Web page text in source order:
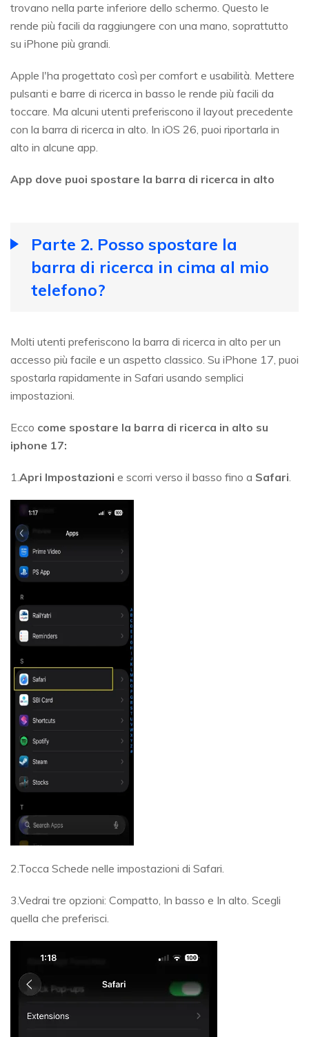
trovano nella parte inferiore dello schermo. Questo le
rende più facili da raggiungere con una mano, soprattutto
su iPhone più grandi.
Apple l'ha progettato così per comfort e usabilità. Mettere
pulsanti e barre di ricerca in basso le rende più facili da
toccare. Ma alcuni utenti preferiscono il layout precedente
con la barra di ricerca in alto. In iOS 26, puoi riportarla in
alto in alcune app.
App dove puoi spostare la barra di ricerca in alto
Parte 2. Posso spostare la
barra di ricerca in cima al mio
telefono?
Molti utenti preferiscono la barra di ricerca in alto per un
accesso più facile e un aspetto classico. Su iPhone 17, puoi
spostarla rapidamente in Safari usando semplici
impostazioni.
Ecco come spostare la barra di ricerca in alto su
iphone 17:
1.Apri Impostazioni e scorri verso il basso fino a Safari.
2.Tocca Schede nelle impostazioni di Safari.
3.Vedrai tre opzioni: Compatto, In basso e In alto. Scegli
quella che preferisci.